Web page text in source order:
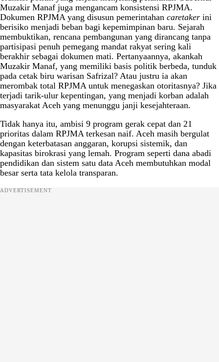
Muzakir Manaf juga mengancam konsistensi RPJMA.
Dokumen RPJMA yang disusun pemerintahan caretaker ini
berisiko menjadi beban bagi kepemimpinan baru. Sejarah
membuktikan, rencana pembangunan yang dirancang tanpa
partisipasi penuh pemegang mandat rakyat sering kali
berakhir sebagai dokumen mati. Pertanyaannya, akankah
Muzakir Manaf, yang memiliki basis politik berbeda, tunduk
pada cetak biru warisan Safrizal? Atau justru ia akan
merombak total RPJMA untuk menegaskan otoritasnya? Jika
terjadi tarik-ulur kepentingan, yang menjadi korban adalah
masyarakat Aceh yang menunggu janji kesejahteraan.
Tidak hanya itu, ambisi 9 program gerak cepat dan 21
prioritas dalam RPJMA terkesan naif. Aceh masih bergulat
dengan keterbatasan anggaran, korupsi sistemik, dan
kapasitas birokrasi yang lemah. Program seperti dana abadi
pendidikan dan sistem satu data Aceh membutuhkan modal
besar serta tata kelola transparan.
ADVERTISEMENT